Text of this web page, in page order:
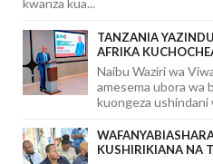
kwanza kua...
TANZANIA
AFRIKA
Naibu Waziri wa
amesema ubora wa
kuongeza ushindani
KUSHIRIKIANA NA